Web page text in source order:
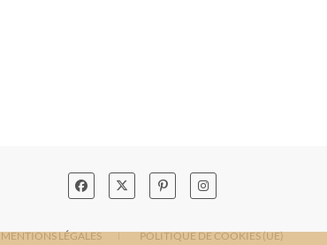
MENTIONS LÉGALES POLITIQUE DE COOKIES (UE)